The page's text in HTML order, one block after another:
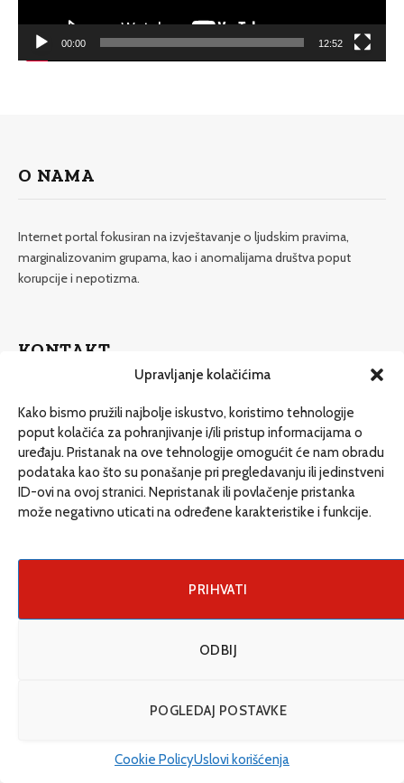
Upravljanje kolačićima
Kako bismo pružili najbolje iskustvo, koristimo tehnologije
poput kolačića za pohranjivanje i/ili pristup informacijama o
uređaju. Pristanak na ove tehnologije omogućit će nam obradu
podataka kao što su ponašanje pri pregledavanju ili jedinstveni
ID-ovi na ovoj stranici. Nepristanak ili povlačenje pristanka
može negativno uticati na određene karakteristike i funkcije.
PRIHVATI
ODBIJ
POGLEDAJ POSTAVKE
Cookie PolicyUslovi korišćenja
00:00 12:52
O NAMA
Internet portal fokusiran na izvještavanje o ljudskim pravima,
marginalizovanim grupama, kao i anomalijama društva poput
korupcije i nepotizma.
KONTAKT
Tel: +387 (0) 65 709 582
redakcija@etrafika.net
www.etrafika.net